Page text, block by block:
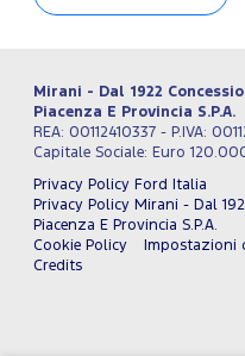
Mirani - Dal 1922
Piacenza E Provincia S.P.A.
REA: 00112410337 - P.IVA:
Capitale Sociale: Euro
Privacy Policy Ford Italia
Privacy Policy Mirani - Dal
Piacenza E Provincia S.P.A.
Cookie Policy
Impostazioni
Credits